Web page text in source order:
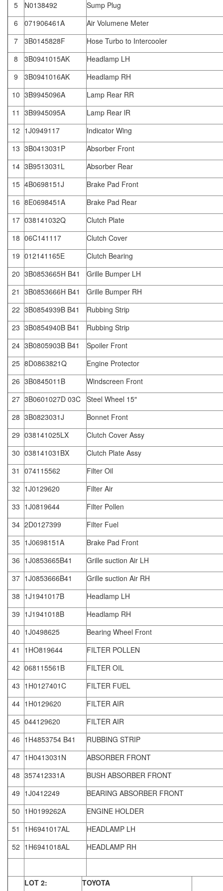
5 N0138492
Sump Plug
6
071906461A
Air Volumene Meter
7
3B0145828F
Hose Turbo to Intercooler
8
3B0941015AK
Headlamp LH
9
3B0941016AK
Headlamp RH
10 3B9945096A
Lamp Rear RR
11 3B9945095A
Lamp Rear lR
12 1J0949117
Indicator Wing
13 3B0413031P
Absorber Front
14 3B9513031L
Absorber Rear
15 4B0698151J
Brake Pad Front
16 8E0698451A
Brake Pad Rear
17 038141032Q
Clutch Plate
18 06C141117
Clutch Cover
19 012141165E
Clutch Bearing
20 3B0853665H B41
Grille Bumper LH
21 3B0853666H B41
Grille Bumper RH
22 3B0854939B B41
Rubbing Strip
23 3B0854940B B41
Rubbing Strip
24 3B0805903B B41
Spoiler Front
25 8D0863821Q
Engine Protector
26 3B0845011B
Windscreen Front
27 3B0601027D 03C Steel Wheel 15″
28 3B0823031J
Bonnet Front
29 038141025LX
Clutch Cover Assy
30 038141031BX
Clutch Plate Assy
31 074115562
Filter Oil
32 1J0129620
Filter Air
33 1J0819644
Filter Pollen
34 2D0127399
Filter Fuel
35 1J0698151A
Brake Pad Front
36 1J0853665B41
Grille suction Air LH
37 1J0853666B41
Grille suction Air RH
38 1J1941017B
Headlamp LH
39 1J1941018B
Headlamp RH
40 1J0498625
Bearing Wheel Front
41
1HO819644
FILTER POLLEN
42 068115561B
FILTER OIL
43 1H0127401C
FILTER FUEL
44 1H0129620
FILTER AIR
45 044129620
FILTER AIR
46 1H4853754 B41
RUBBING STRIP
47 1H0413031N
ABSORBER FRONT
48 357412331A
BUSH ABSORBER FRONT
49 1J0412249
BEARING ABSORBER FRONT
50 1H0199262A
ENGINE HOLDER
51
1H6941017AL
HEADLAMP LH
52 1H6941018AL HEADLAMP RH
LOT 2:
TOYOTA